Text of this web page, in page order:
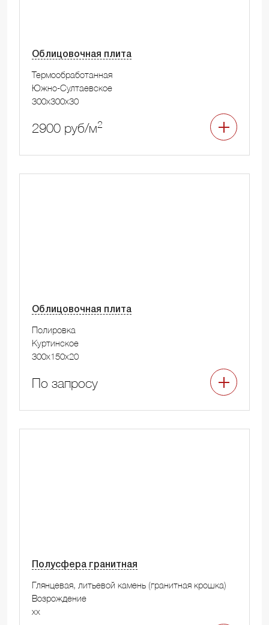
Облицовочная плита
Термообработанная
Южно-Султаевское
300x300x30
2900 руб/м2
Облицовочная плита
Полировка
Куртинское
300x150x20
По запросу
Полусфера гранитная
Глянцевая, литьевой камень (гранитная крошка)
Возрождение
xx